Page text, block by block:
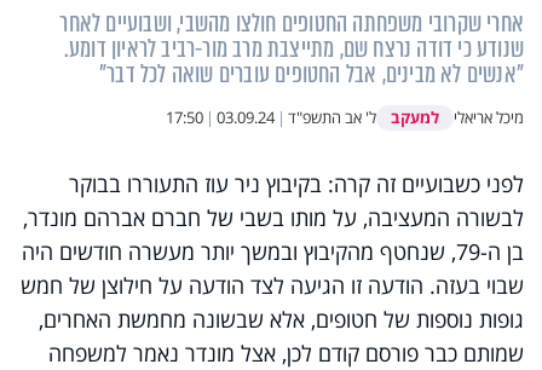
אחרי שקרובי משפחתה החטופים חולצו מהשבי, ושבועיים לאחר
שנודע כי דודה נרצח שם, מתייצבת מרב מור-רביב לראיון דומע.
"אנשים לא מבינים, אבל החטופים עוברים שואה לכל דבר"
מיכל אריאלי למעקב ל' אב התשפ"ד |
03.09.24
|
17:50
לפני כשבועיים זה קרה: בקיבוץ ניר עוז התעוררו בבוקר
לבשורה המעציבה, על מותו בשבי של חברם אברהם מונדר,
בן ה-79, שנחטף מהקיבוץ ובמשך יותר מעשרה חודשים היה
שבוי בעזה. הודעה זו הגיעה לצד הודעה על חילוצן של חמש
גופות נוספות של חטופים, אלא שבשונה מחמשת האחרים,
שמותם כבר פורסם קודם לכן, אצל מונדר נאמר למשפחה